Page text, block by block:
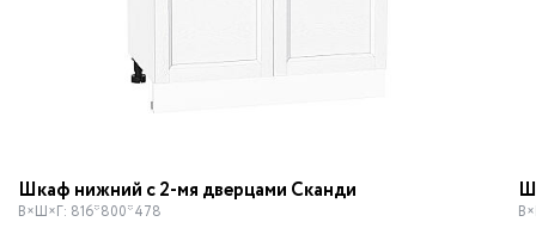
Шкаф нижний с 2-мя дверцами Сканди
В×Ш×Г: 816*800*478